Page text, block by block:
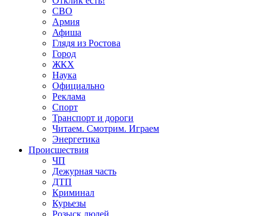
СВО
Армия
Афиша
Глядя из Ростова
Город
ЖКХ
Наука
Официально
Реклама
Спорт
Транспорт и дороги
Читаем. Смотрим. Играем
Энергетика
Происшествия
ЧП
Дежурная часть
ДТП
Криминал
Курьезы
Розыск людей